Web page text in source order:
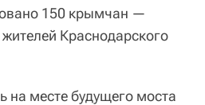
150 крымчан —
Краснодарского
на месте будущего моста